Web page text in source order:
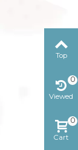
Top
Viewed
0
Cart
0